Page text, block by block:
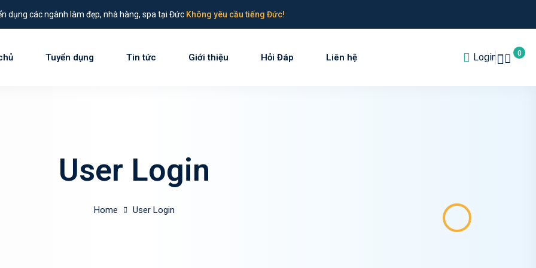
dụng các ngành làm đẹp, nhà hàng, spa tại Đức Không yêu cầu tiếng Đức!
Tuyển dụng Tin tức Giới thiệu Hỏi Đáp Liên hệ Login 0
User Login
Home User Login
Don’t have an account?Sign up